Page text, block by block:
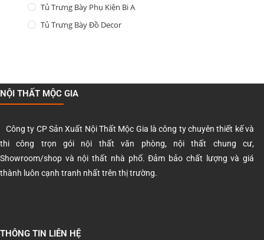
Tủ Trưng Bày Phụ Kiện Bi A
Tủ Trưng Bày Đồ Decor
NỘI THẤT MỘC GIA
Công ty CP Sản Xuất Nội Thất Mộc Gia là công ty chuyên thiết kế và
thi công trọn gói nội thất văn phòng, nội thất chung cư,
Showroom/shop và nội thất nhà phố. Đảm bảo chất lượng và giá
thành luôn cạnh tranh nhất trên thị trường.
THÔNG TIN LIÊN HỆ